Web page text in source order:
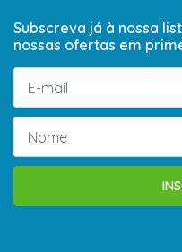
Subscreva já à nossa
nossas ofertas em